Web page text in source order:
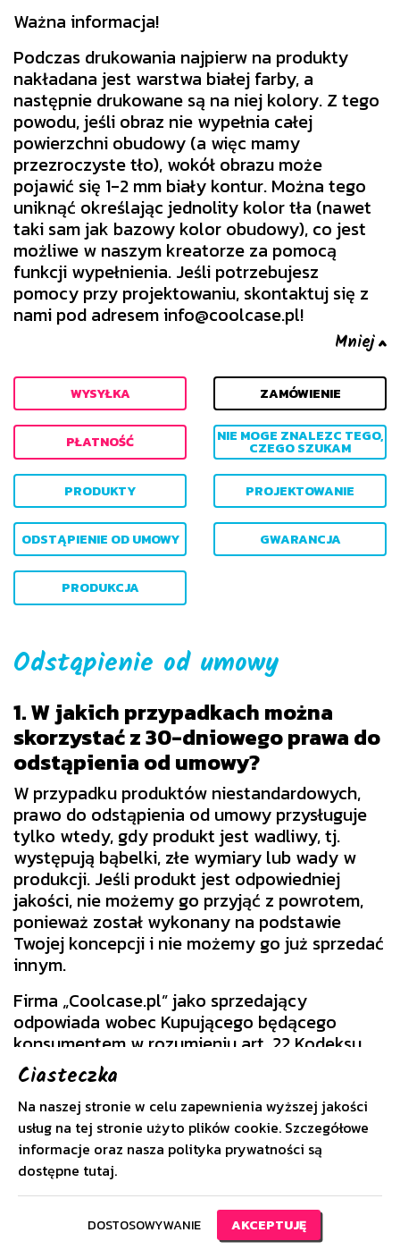
Ważna informacja!
Podczas drukowania najpierw na produkty
nakładana jest warstwa białej farby, a
następnie drukowane są na niej kolory. Z tego
powodu, jeśli obraz nie wypełnia całej
powierzchni obudowy (a więc mamy
przezroczyste tło), wokół obrazu może
pojawić się 1-2 mm biały kontur. Można tego
uniknąć określając jednolity kolor tła (nawet
taki sam jak bazowy kolor obudowy), co jest
możliwe w naszym kreatorze za pomocą
funkcji wypełnienia. Jeśli potrzebujesz
pomocy przy projektowaniu, skontaktuj się z
nami pod adresem info@coolcase.pl!
WYSYŁKA ZAMÓWIENIE
PŁATNOŚĆ NIE MOGE ZNALEZC TEGO,
CZEGO SZUKAM
PRODUKTY PROJEKTOWANIE
ODSTĄPIENIE OD UMOWY GWARANCJA
PRODUKCJA
Odstąpienie od umowy
1. W jakich przypadkach można
skorzystać z 30-dniowego prawa do
odstąpienia od umowy?
W przypadku produktów niestandardowych,
prawo do odstąpienia od umowy przysługuje
tylko wtedy, gdy produkt jest wadliwy, tj.
występują bąbelki, złe wymiary lub wady w
produkcji. Jeśli produkt jest odpowiedniej
jakości, nie możemy go przyjąć z powrotem,
ponieważ został wykonany na podstawie
Twojej koncepcji i nie możemy go już sprzedać
innym.
Firma „Coolcase.pl” jako sprzedający
odpowiada wobec Kupującego będącego
konsumentem w rozumieniu art. 22 Kodeksu
Cywilnego za niezgodność z Umową
sprzedaży towaru zakupionego przez tego
konsumenta, w zakresie określonym Ustawą o
prawach konsumenta z dnia 30 maja 2014 r.
My natomiast zapewniamy naszym klientom
30-dniowe prawo do odstąpienia od umowy
Przy pisemnym odstąpieniu od umowy,
Ciasteczka
Na naszej stronie w celu zapewnienia wyższej jakości
usług na tej stronie użyto plików cookie. Szczegółowe
informacje oraz nasza polityka prywatności są
dostępne tutaj.
DOSTOSOWYWANIE AKCEPTUJĘ